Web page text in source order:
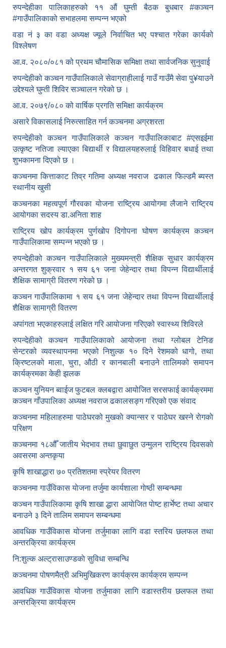
रुपन्देहीका पालिकाहरुको ११ औं घुम्ती बैठक बुधबार #कञ्चन
#गाउँपालिकाको सभाहलमा सम्पन्न भएको
वडा नं ३ का वडा अध्यक्ष ज्यूले निर्वाचित भए पश्चात गरेका कार्यको
विश्लेषण
आ.व. २०८०/०८१ को प्रथम चौमासिक समिक्षा तथा सार्वजनिक सुनुवाई
रुपन्देहीको कञ्चन गाउँपालिकाले सेवाग्राहीलाई गाउँ गाउँमै सेवा पु¥याउने
उद्देश्यले घुम्ती शिविर सञ्चालन गरेको छ ।
आ.व. २०७९/०८० को वार्षिक प्रगति समिक्षा कार्यक्रम
असारे विकासलाई निरुत्साहित गर्न कञ्चनमा अग्रशरता
रुपन्देहीको कञ्चन गाउँपालिकाले कञ्चन गाउँपालिकाबाट #एसइईमा
उत्कृष्ट नतिजा ल्याएका बिद्यार्थी र विद्यालयहरुलाई विहिवार बधाई तथा
शुभकामना दिएको छ ।
कञ्चनमा कित्ताकाट तिव्र गतिमा अध्यक्ष नवराज ढकाल फिल्डमै ब्यस्त
स्थानीय खुसी
कञ्चनका महत्वपूर्ण गौरवका योजना राष्ट्रिय आयोगमा लैजाने राष्ट्रिय
आयोगका सदस्य डा.अनिता शाह
राष्ट्रिय खोप कार्यक्रम पुर्णखोप दिगोपना घोषण कार्यक्रम कञ्‍चन
गाउँपालिकामा सम्पन्न भएको छ ।
रुपन्देहीको कञ्चन गाउँपालिकाले मुख्यमन्त्री शैक्षिक सुधार कार्यक्रम
अन्तरगत शुक्रवार १ सय ६१ जना जेहेन्दार तथा विपन्न विद्यार्थीलाई
शैक्षिक सामाग्री वितरण गरेको छ ।
कञ्चन गाउँपालिकामा १ सय ६१ जना जेहेन्दार तथा विपन्न विद्यार्थीलाई
शैक्षिक सामाग्री वितरण
अपांगता भएकाहरुलाई लक्षित गरि आयोजना गरिएको स्वास्थ्य शिविरले
रुपन्देहीको कञ्चन गाउँपालिकाको आयोजना तथा ग्लोबल टेनिङ
सेन्टरको व्यवस्थापनमा भएको निशुल्क १० दिने रेशमको धागो, तथा
क्रिष्टलको माला, चुरा, औठी र कानबाली बनाउने तालिमको समापन
कार्यक्रमका केही झलक
कञ्चन युनियन ब्वाईज फुटबल क्लबद्वारा आयोजित सरसफाई कार्यक्रममा
कञ्चन गाँउपालिका अध्यक्ष नवराज ढकालसङ्ग गरिएको एक संवाद
कञ्‍चनमा महिलाहरुमा पाठेघरको मुखकाे क्यान्सर र पाठेघर खस्‍ने राेगकाे
परिक्षण
कञ्‍चनमा १८औँ जातीय भेदभाव तथा छुवाछुत उन्मुलन राष्ट्रिय दिवसकाे
अवसरमा अन्तकृया
कृषि शाखाद्धारा ७० प्रतिशतमा स्प्रेयर वितरण
कञ्‍चनमा गाउँविकास याेजना तर्जुमा कार्यशाला गाेष्ठी सम्बन्धमा
कञ्‍चन गाउँपालिकामा कृषि शाखा द्धारा आयाेजित पाेष्ट हार्भेष्ट तथा अचार
बनाउने ३ दिने तालिम समापन सम्बन्‍धमा
आवधिक गाउँविकास योजना तर्जुमाका लागि वडा स्तरिय छलफल तथा
अन्तरक्रिया कार्यक्रम
नि:शुल्क अल्ट्रासाउण्डकाे सुविधा सम्बन्धि
कञ्चनमा पोषणमैत्री अभिमुखिकरण कार्यक्रम कार्यक्रम सम्पन्न
आवधिक गाउँविकास योजना तर्जुमाका लागि वडास्तरीय छलफल तथा
अन्तरक्रिया कार्यक्रम